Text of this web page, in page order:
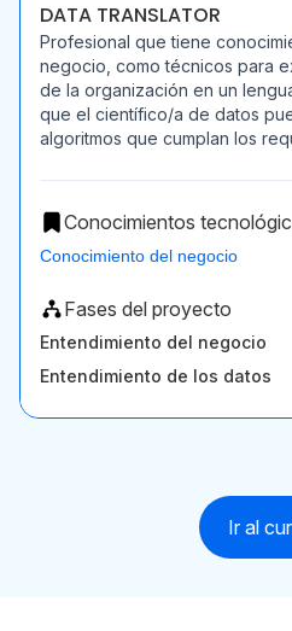
DATA TRANSLATOR
Profesional que tiene
negocio, como técnicos para
de la organización en un
que el científico/a de datos
algoritmos que cumplan los
Conocimientos
Conocimiento del negocio
Fases del proyecto
Entendimiento del negocio
Entendimiento de los datos
Ir al